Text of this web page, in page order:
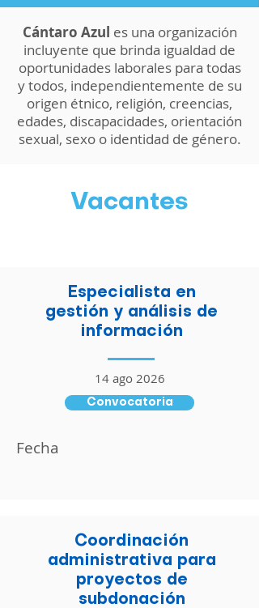
Cántaro Azul es una organización
incluyente que brinda igualdad de
oportunidades laborales para todas
y todos, independientemente de su
origen étnico, religión, creencias,
edades, discapacidades, orientación
sexual, sexo o identidad de género.
Vacantes
Especialista en
gestión y análisis de
información
14 ago 2026
Convocatoria
Fecha
Coordinación
administrativa para
proyectos de
subdonación